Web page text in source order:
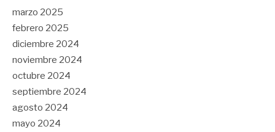
marzo 2025
febrero 2025
diciembre 2024
noviembre 2024
octubre 2024
septiembre 2024
agosto 2024
mayo 2024